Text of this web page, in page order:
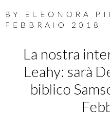
BY ELEONORA
FEBBRAIO 2018
La nostra
Leahy: sarà
biblico